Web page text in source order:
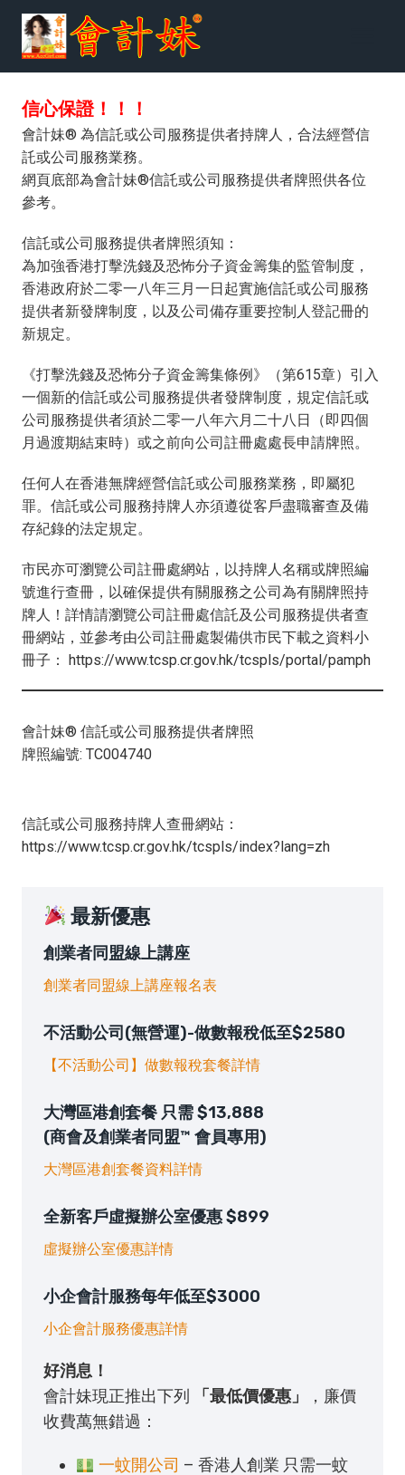
信心保證！！！
會計妹® 為信託或公司服務提供者持牌人，合法經營信
託或公司服務業務。
網頁底部為會計妹®信託或公司服務提供者牌照供各位
參考。
信託或公司服務提供者牌照須知：
為加強香港打擊洗錢及恐怖分子資金籌集的監管制度，
香港政府於二零一八年三月一日起實施信託或公司服務
提供者新發牌制度，以及公司備存重要控制人登記冊的
新規定。
《打擊洗錢及恐怖分子資金籌集條例》（第615章）引入
一個新的信託或公司服務提供者發牌制度，規定信託或
公司服務提供者須於二零一八年六月二十八日（即四個
月過渡期結束時）或之前向公司註冊處處長申請牌照。
任何人在香港無牌經營信託或公司服務業務，即屬犯
罪。信託或公司服務持牌人亦須遵從客戶盡職審查及備
存紀錄的法定規定。
市民亦可瀏覽公司註冊處網站，以持牌人名稱或牌照編
號進行查冊，以確保提供有關服務之公司為有關牌照持
牌人！詳情請瀏覽公司註冊處信託及公司服務提供者查
冊網站，並參考由公司註冊處製備供市民下載之資料小
冊子： https://www.tcsp.cr.gov.hk/tcspls/portal/pamph
會計妹® 信託或公司服務提供者牌照
牌照編號: TC004740
信託或公司服務持牌人查冊網站：
https://www.tcsp.cr.gov.hk/tcspls/index?lang=zh
最新優惠
創業者同盟線上講座
創業者同盟線上講座報名表
不活動公司(無營運)-做數報稅低至$2580
【不活動公司】做數報稅套餐詳情
大灣區港創套餐 只需 $13,888
(商會及創業者同盟™ 會員專用)
大灣區港創套餐資料詳情
全新客戶虛擬辦公室優惠 $899
虛擬辦公室優惠詳情
小企會計服務每年低至$3000
小企會計服務優惠詳情
好消息！
會計妹現正推出下列
「最低價優惠」
，廉價
收費萬無錯過：
一蚊開公司 – 香港人創業 只需一蚊